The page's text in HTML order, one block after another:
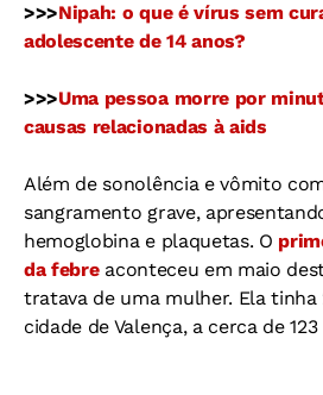
>>>Nipah: o que é vírus sem
adolescente de 14 anos?
>>>Uma pessoa morre por
causas relacionadas à aids
Além de sonolência e vômito
sangramento grave,
hemoglobina e plaquetas. O
da febre aconteceu em maio
tratava de uma mulher. Ela tinha
cidade de Valença, a cerca de